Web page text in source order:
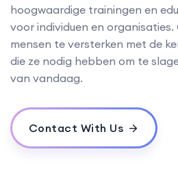
hoogwaardige trainingen en
voor individuen en organisaties.
mensen te versterken met de
die ze nodig hebben om te
van vandaag.
Contact With Us